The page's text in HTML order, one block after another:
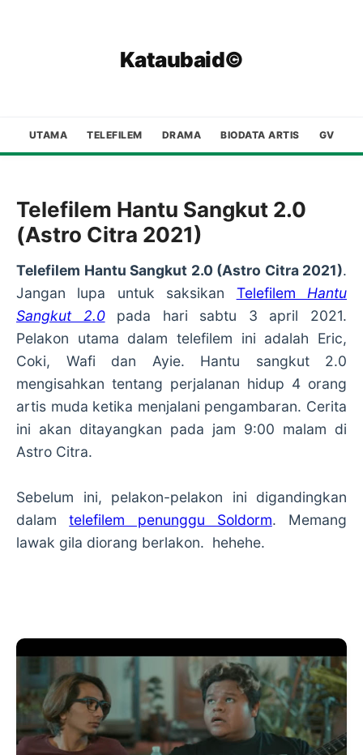
Kataubaid©
UTAMA TELEFILEM DRAMA BIODATA ARTIS GV
Telefilem Hantu Sangkut 2.0
(Astro Citra 2021)
Telefilem Hantu Sangkut 2.0 (Astro Citra 2021).
Jangan lupa untuk saksikan TelefilemHantu
Sangkut 2.0pada hari sabtu 3 april 2021.
Pelakon utama dalam telefilem ini adalah Eric,
Coki, Wafi dan Ayie. Hantu sangkut 2.0
mengisahkan tentang perjalanan hidup 4 orang
artis muda ketika menjalani pengambaran. Cerita
ini akan ditayangkan pada jam 9:00 malam di
Astro Citra.
Sebelum ini, pelakon-pelakon ini digandingkan
dalamtelefilem penunggu Soldorm. Memang
lawak gila diorang berlakon. hehehe.